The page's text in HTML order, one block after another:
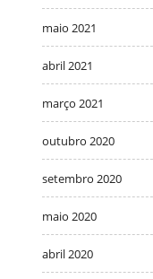
maio 2021
abril 2021
março 2021
outubro 2020
setembro 2020
maio 2020
abril 2020